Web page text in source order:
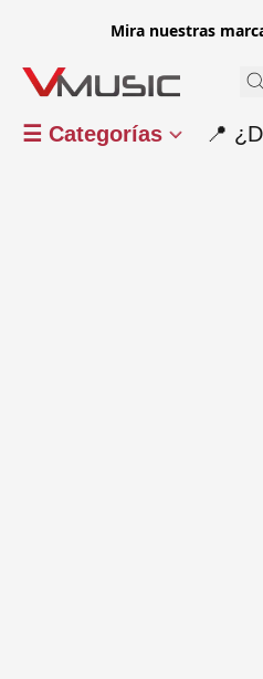
Mira nuestras
☰ Categorías 📍